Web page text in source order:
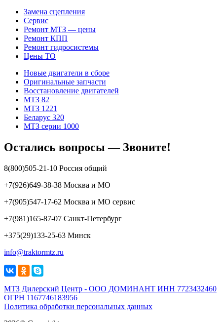
Замена сцепления
Сервис
Ремонт МТЗ — цены
Ремонт КПП
Ремонт гидросистемы
Цены ТО
Новые двигатели в сборе
Оригинальные запчасти
Восстановление двигателей
МТЗ 82
МТЗ 1221
Беларус 320
МТЗ серии 1000
Остались вопросы — Звоните!
8(800)505-21-10 Россия общий
+7(926)649-38-38 Москва и МО
+7(905)547-17-62 Москва и МО сервис
+7(981)165-87-07 Санкт-Петербург
+375(29)133-25-63 Минск
info@traktormtz.ru
МТЗ Дилерский Центр - ООО ДОМИНАНТ ИНН 7723432460
ОГРН 1167746183956
Политика обработки персональных данных